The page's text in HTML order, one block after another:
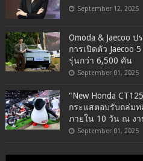
September 12, 2025
Omoda & Jaecoo
การเปิดตัว Jaecoo
รุ่นกว่า 6,500 คัน
September 01, 2025
"New Honda
กระแสตอบรับถล่ม
ภายใน 10 วัน ณ งา
September 01, 2025